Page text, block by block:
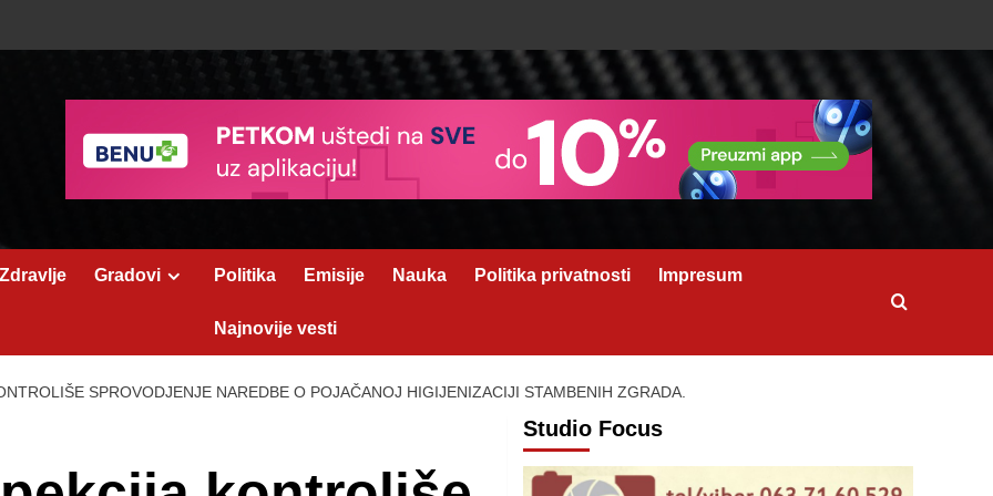
Zdravlje Gradovi Politika Emisije Nauka Politika privatnosti Impresum
Najnovije vesti
SPROVODJENJE NAREDBE O POJAČANOJ HIGIJENIZACIJI STAMBENIH ZGRADA.
Studio Focus